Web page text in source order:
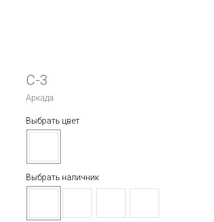
C-3
Аркада
Выбрать цвет
Выбрать наличник